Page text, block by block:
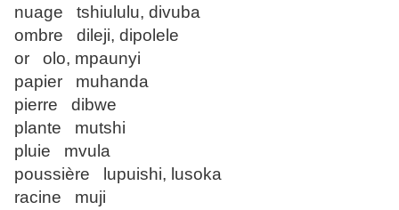
nuage tshiululu, divuba
ombre dileji, dipolele
or olo, mpaunyi
papier muhanda
pierre dibwe
plante mutshi
pluie mvula
poussière lupuishi, lusoka
racine muji